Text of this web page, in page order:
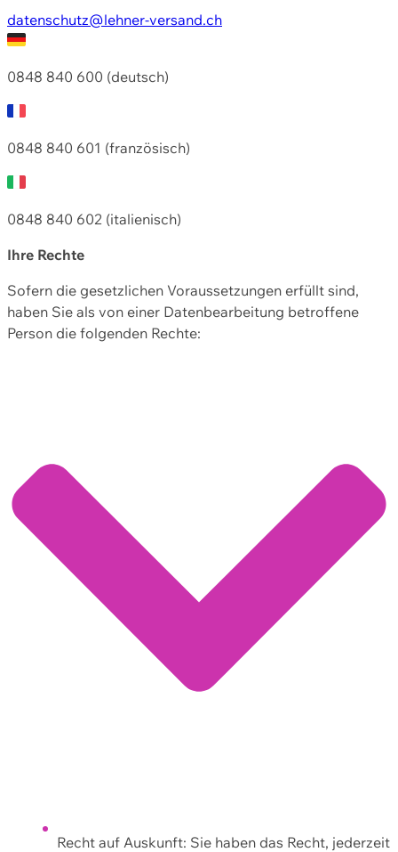
datenschutz@lehner-versand.ch
0848 840 600 (deutsch)
0848 840 601 (französisch)
0848 840 602 (italienisch)
Ihre Rechte
Sofern die gesetzlichen Voraussetzungen erfüllt sind,
haben Sie als von einer Datenbearbeitung betroffene
Person die folgenden Rechte:
Recht auf Auskunft: Sie haben das Recht, jederzeit